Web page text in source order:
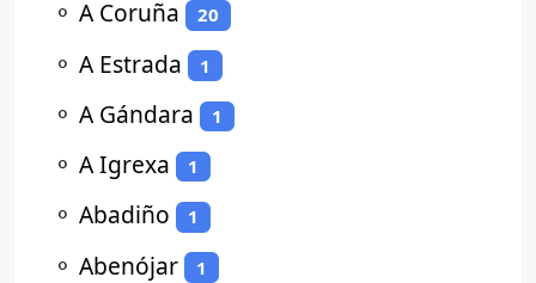
⚬ A Coruña 20
⚬ A Estrada 1
⚬ A Gándara 1
⚬ A Igrexa 1
⚬ Abadiño 1
⚬ Abenójar 1